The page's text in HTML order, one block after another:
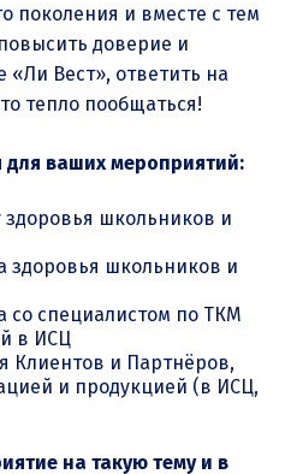
поколения и вместе с тем
доверие и
«Ли Вест», ответить на
тепло пообщаться!
для ваших мероприятий:
здоровья школьников и
здоровья школьников и
со специалистом по ТКМ
в ИСЦ
Клиентов и Партнёров,
и продукцией (в ИСЦ,
на такую тему и в